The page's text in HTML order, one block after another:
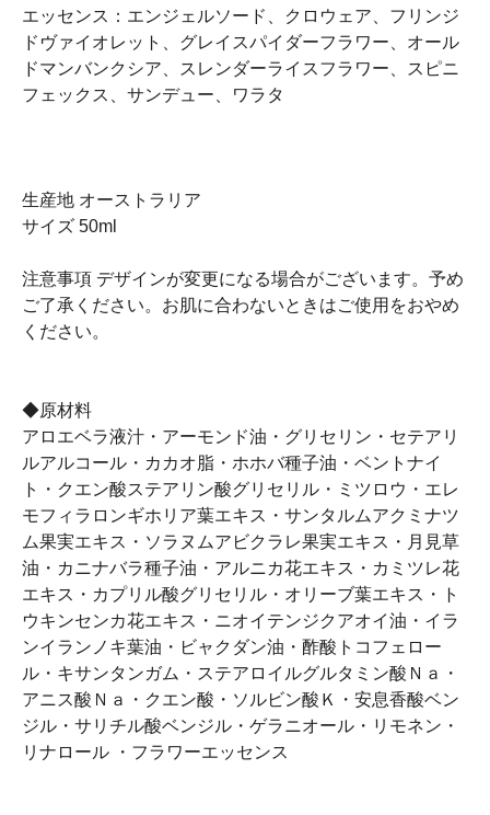
エッセンス：エンジェルソード、クロウェア、フリンジ
ドヴァイオレット、グレイスパイダーフラワー、オール
ドマンバンクシア、スレンダーライスフラワー、スピニ
フェックス、サンデュー、ワラタ
生産地 オーストラリア
サイズ 50ml
注意事項 デザインが変更になる場合がございます。予め
ご了承ください。お肌に合わないときはご使用をおやめ
ください。
◆原材料
アロエベラ液汁・アーモンド油・グリセリン・セテアリ
ルアルコール・カカオ脂・ホホバ種子油・ベントナイ
ト・クエン酸ステアリン酸グリセリル・ミツロウ・エレ
モフィラロンギホリア葉エキス・サンタルムアクミナツ
ム果実エキス・ソラヌムアビクラレ果実エキス・月見草
油・カニナバラ種子油・アルニカ花エキス・カミツレ花
エキス・カプリル酸グリセリル・オリーブ葉エキス・ト
ウキンセンカ花エキス・ニオイテンジクアオイ油・イラ
ンイランノキ葉油・ビャクダン油・酢酸トコフェロー
ル・キサンタンガム・ステアロイルグルタミン酸Ｎａ・
アニス酸Ｎａ・クエン酸・ソルビン酸Ｋ・安息香酸ベン
ジル・サリチル酸ベンジル・ゲラニオール・リモネン・
リナロール ・フラワーエッセンス